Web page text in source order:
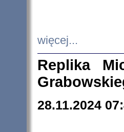
więcej...
Replika
28.11.2024